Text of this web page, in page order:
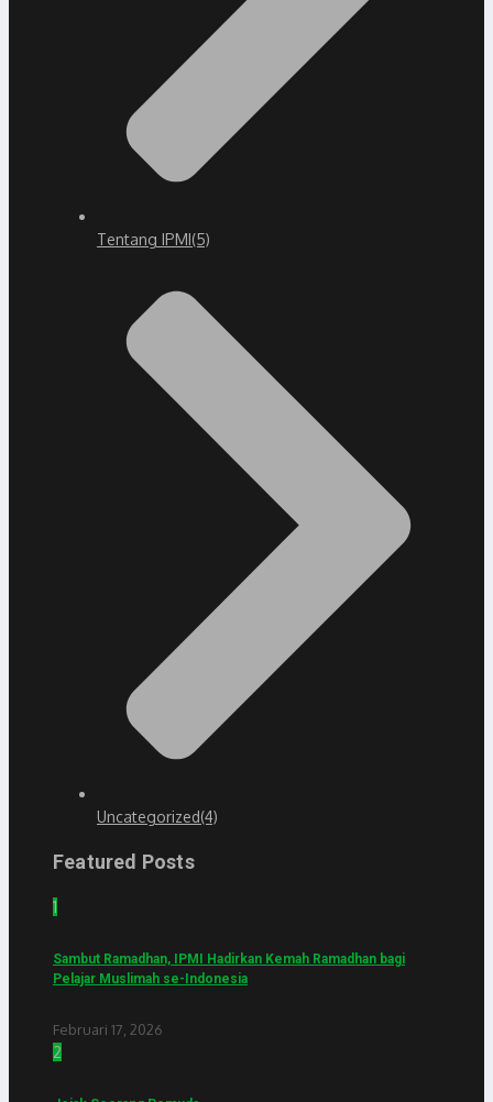
Tentang IPMI(5)
Uncategorized(4)
Featured Posts
1
Sambut Ramadhan, IPMI Hadirkan Kemah Ramadhan bagi
Pelajar Muslimah se-Indonesia
Februari 17, 2026
2